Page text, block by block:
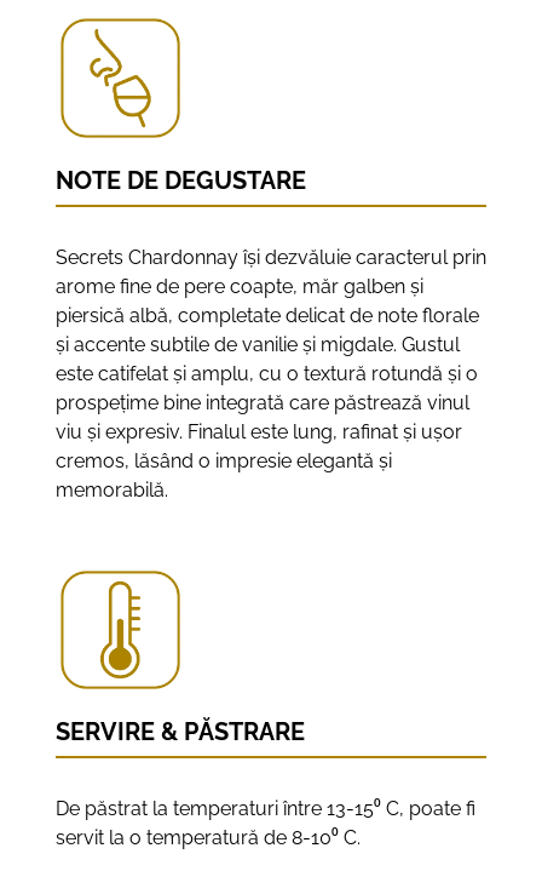
NOTE DE DEGUSTARE
Secrets Chardonnay își dezvăluie caracterul prin
arome fine de pere coapte, măr galben și
piersică albă, completate delicat de note florale
și accente subtile de vanilie și migdale. Gustul
este catifelat și amplu, cu o textură rotundă și o
prospețime bine integrată care păstrează vinul
viu și expresiv. Finalul este lung, rafinat și ușor
cremos, lăsând o impresie elegantă și
memorabilă.
SERVIRE & PĂSTRARE
De păstrat la temperaturi între 13-15⁰ C, poate fi
servit la o temperatură de 8-10⁰ C.